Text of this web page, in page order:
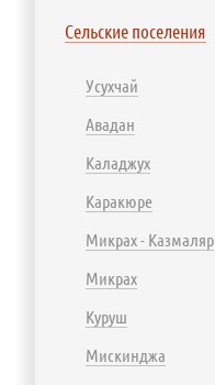
Сельские поселения
Усухчай
Авадан
Каладжух
Каракюре
Микрах - Казмаляр
Микрах
Куруш
Мискинджа